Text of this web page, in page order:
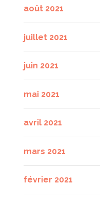
août 2021
juillet 2021
juin 2021
mai 2021
avril 2021
mars 2021
février 2021